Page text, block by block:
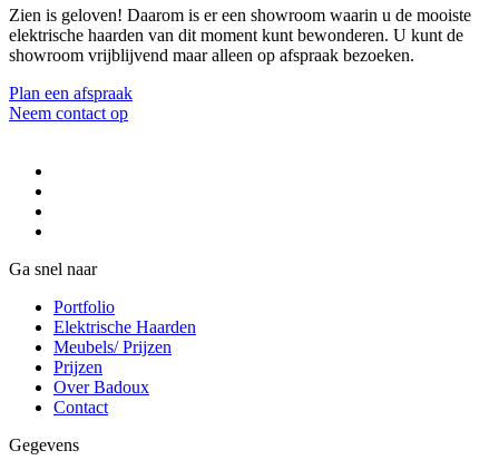
Zien is geloven! Daarom is er een showroom waarin u de mooiste
elektrische haarden van dit moment kunt bewonderen. U kunt de
showroom vrijblijvend maar alleen op afspraak bezoeken.
Plan een afspraak
Neem contact op
Ga snel naar
Portfolio
Elektrische Haarden
Meubels/ Prijzen
Prijzen
Over Badoux
Contact
Gegevens